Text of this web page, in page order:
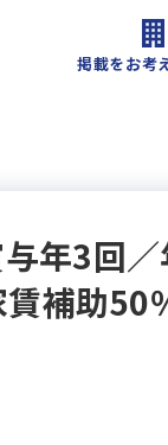
掲載をお考
年3回
補助50